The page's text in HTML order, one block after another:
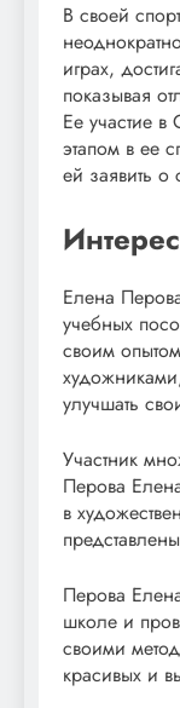
В своей
играх,
показывая
Ее участие
этапом в ее
ей заявить о
Елена
учебных
своим
улучшать
Участник
Перова
в
Перова
школе и
своими
красивых и